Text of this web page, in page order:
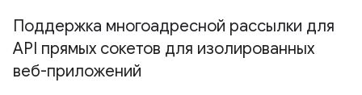
Поддержка многоадресной рассылки для
API прямых сокетов для изолированных
веб-приложений